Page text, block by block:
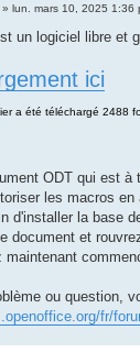
» lun. mars 10, 2025 1:36
un logiciel libre et
ici
ODT qui est à
les macros
d'installer la base
document et
maintenant
ou question,
fr/